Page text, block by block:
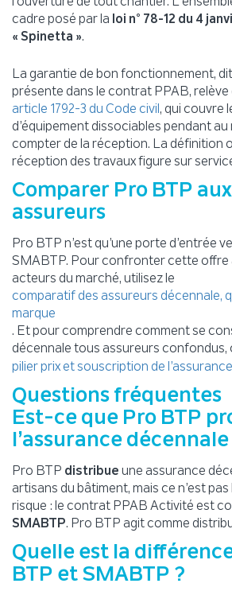
cadre posé par la loi n° 78-12 du 4
« Spinetta ».
La garantie de bon fonctionnement,
présente dans le contrat PPAB, relève
article 1792-3 du Code civil , qui couvre
d’équipement dissociables pendant au
compter de la réception. La définition
réception des travaux figure sur
Comparer Pro BTP
assureurs
Pro BTP n’est qu’une porte d’entrée
SMABTP. Pour confronter cette offre
acteurs du marché, utilisez le
comparatif des assureurs décennale,
marque
. Et pour comprendre comment se
décennale tous assureurs confondus,
pilier prix et souscription de
Questions fréquentes
Est-ce que Pro BTP
l’assurance décennale
Pro BTP distribue une assurance
artisans du bâtiment, mais ce n’est
risque : le contrat PPAB Activité est
SMABTP. Pro BTP agit comme
Quelle est la
BTP et SMABTP ?